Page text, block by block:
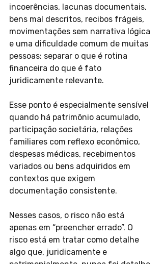
incoerências, lacunas documentais,
bens mal descritos, recibos frágeis,
movimentações sem narrativa lógica
e uma dificuldade comum de muitas
pessoas: separar o que é rotina
financeira do que é fato
juridicamente relevante.
Esse ponto é especialmente sensível
quando há patrimônio acumulado,
participação societária, relações
familiares com reflexo econômico,
despesas médicas, recebimentos
variados ou bens adquiridos em
contextos que exigem
documentação consistente.
Nesses casos, o risco não está
apenas em “preencher errado”. O
risco está em tratar como detalhe
algo que, juridicamente e